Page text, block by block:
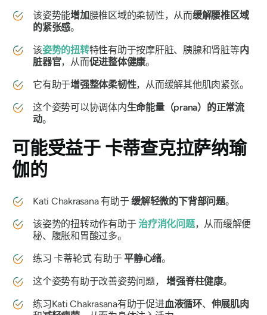
该姿势能增加腰椎区域的柔韧性，从而缓解腰椎区域
的紧张感。
该姿势的扭转特性有助于按摩肝脏、胰腺和肾脏等内
脏器官，从而促进整体健康。
它有助于增强整体柔韧性，从而缓解其他肌肉紧张。
这个姿势可以协调体内生命能量（prana）的正常流
动。
可能受益于 卡蒂查克拉萨纳瑜
伽的
Kati Chakrasana有助于缓解轻微的下背部问题。
该姿势的扭转动作有助于治疗消化问题，从而缓解便
秘、腹胀和胃酸过多。
练习卡蒂轮式有助于平静心绪。
这个姿势有助于改善姿势问题，增强脊柱健康。
练习Kati Chakrasana有助于促进血液循环、 伸展肌肉